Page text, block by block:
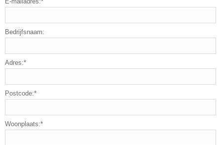
Bedrijfsnaam:
Adres:*
Postcode:*
Woonplaats:*